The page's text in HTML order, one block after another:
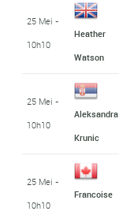
25 Mei -
10h10
Heather
Watson
25 Mei -
10h10
Aleksandra
Krunic
25 Mei -
10h10
Francoise